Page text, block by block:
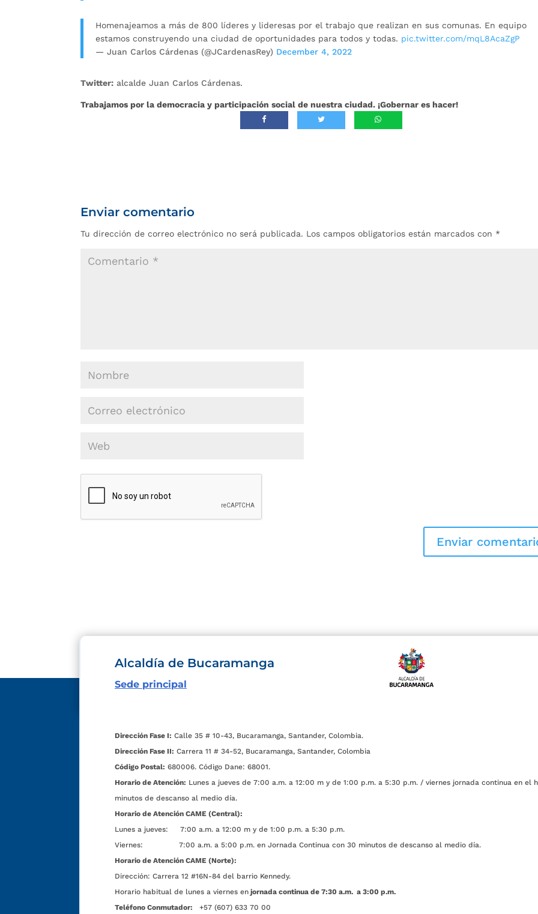
Homenajeamos a más de 800 líderes y lideresas por el trabajo que realizan en sus comunas. En equipo
estamos construyendo una ciudad de oportunidades para todos y todas. pic.twitter.com/mqL8AcaZgP
— Juan Carlos Cárdenas (@JCardenasRey) December 4, 2022
Twitter: alcalde Juan Carlos Cárdenas.
Trabajamos por la democracia y participación social de nuestra ciudad. ¡Gobernar es hacer!
Enviar comentario
Tu dirección de correo electrónico no será publicada. Los campos obligatorios están marcados con *
Alcaldía de Bucaramanga
Sede principal
Dirección Fase I: Calle 35 # 10-43, Bucaramanga, Santander, Colombia.
Dirección Fase II: Carrera 11 # 34-52, Bucaramanga, Santander, Colombia
Código Postal: 680006. Código Dane: 68001.
Horario de Atención: Lunes a jueves de 7:00 a.m. a 12:00 m y de 1:00 p.m. a 5:30 p.m. / viernes jornada continua en el
minutos de descanso al medio día.
Horario de Atención CAME (Central):
Lunes a jueves: 7:00 a.m. a 12:00 m y de 1:00 p.m. a 5:30 p.m.
Viernes: 7:00 a.m. a 5:00 p.m. en Jornada Continua con 30 minutos de descanso al medio día.
Horario de Atención CAME (Norte):
Dirección: Carrera 12 #16N-84 del barrio Kennedy.
Horario habitual de lunes a viernes en jornada continua de 7:30 a.m. a 3:00 p.m.
Teléfono Conmutador:
+57 (607) 633 70 00